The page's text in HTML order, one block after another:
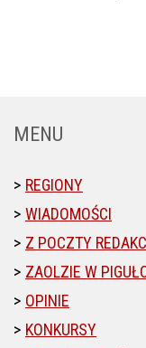
MENU
REGIONY
WIADOMOŚCI
Z POCZTY
ZAOLZIE W
OPINIE
KONKURSY